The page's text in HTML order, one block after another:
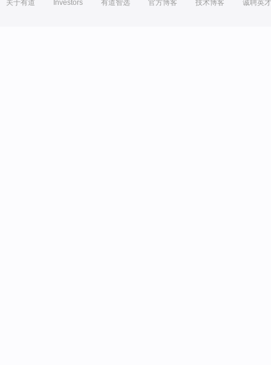
关于有道 Investors 有道智选 官方博客 技术博客 诚聘英才